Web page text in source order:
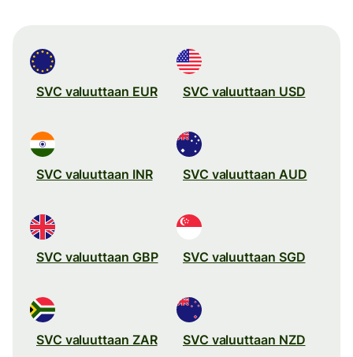
SVC valuuttaan EUR SVC valuuttaan USD
SVC valuuttaan INR SVC valuuttaan AUD
SVC valuuttaan GBP SVC valuuttaan SGD
SVC valuuttaan ZAR SVC valuuttaan NZD